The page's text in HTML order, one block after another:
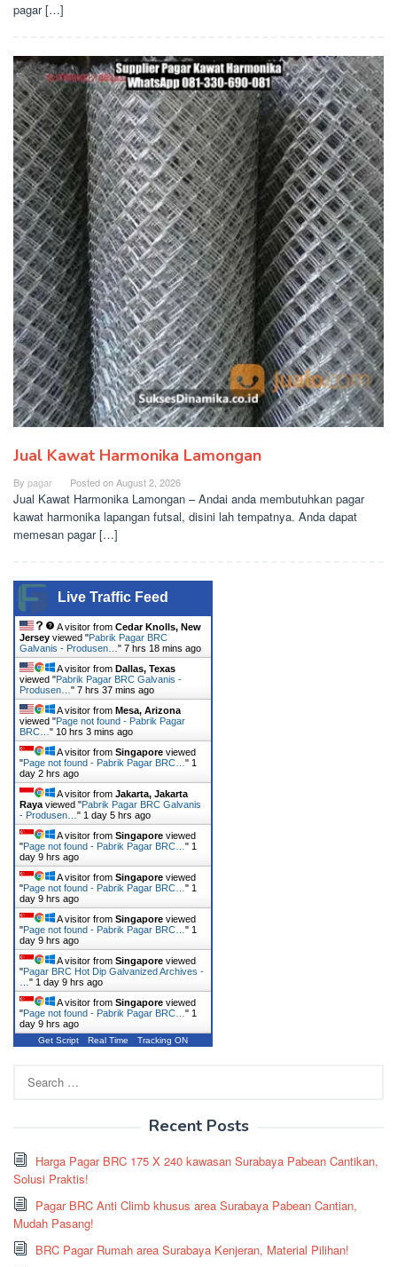
pagar […]
Jual Kawat Harmonika Lamongan
By pagar Posted onAugust 2, 2026
Jual Kawat Harmonika Lamongan – Andai anda membutuhkan pagar
kawat harmonika lapangan futsal, disini lah tempatnya. Anda dapat
memesan pagar […]
Live Traffic Feed
A visitor from Cedar Knolls, New
Jersey viewed "Pabrik Pagar BRC
Galvanis - Produsen… " 7 hrs 18 mins ago
A visitor from Dallas, Texas
viewed "Pabrik Pagar BRC Galvanis -
Produsen… " 7 hrs 37 mins ago
A visitor from Mesa, Arizona
viewed "Page not found - Pabrik Pagar
BRC… " 10 hrs 3 mins ago
A visitor from Singapore viewed
"Page not found - Pabrik Pagar BRC… " 1
day 2 hrs ago
A visitor from Jakarta, Jakarta
Raya viewed "Pabrik Pagar BRC Galvanis
- Produsen… " 1 day 5 hrs ago
A visitor from Singapore viewed
"Page not found - Pabrik Pagar BRC… " 1
day 9 hrs ago
A visitor from Singapore viewed
"Page not found - Pabrik Pagar BRC… " 1
day 9 hrs ago
A visitor from Singapore viewed
"Page not found - Pabrik Pagar BRC… " 1
day 9 hrs ago
A visitor from Singapore viewed
"Pagar BRC Hot Dip Galvanized Archives -
" 1 day 9 hrs ago
A visitor from Singapore viewed
"Page not found - Pabrik Pagar BRC… " 1
day 9 hrs ago
Get Script Real Time Tracking ON
for:
Recent Posts
Harga Pagar BRC 175 X 240 kawasan Surabaya Pabean Cantikan,
Solusi Praktis!
Pagar BRC Anti Climb khusus area Surabaya Pabean Cantian,
Mudah Pasang!
BRC Pagar Rumah area Surabaya Kenjeran, Material Pilihan!